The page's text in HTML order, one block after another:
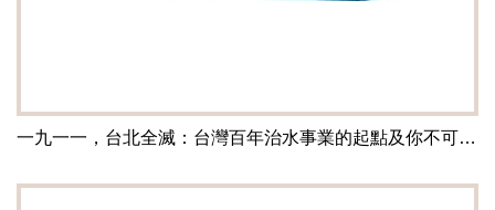
一九一一，台北全滅：台灣百年治水事業的起點及你不可不知的重大水利故事